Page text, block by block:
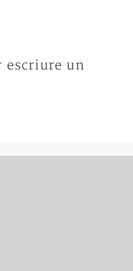
escriure un